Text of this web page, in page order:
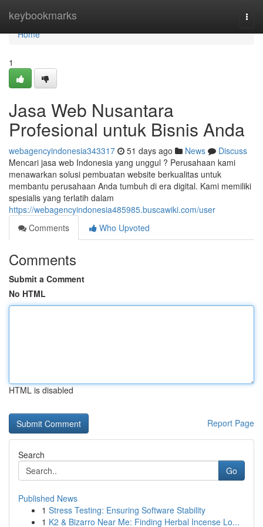
keybookmarks
Home
Home
1
Jasa Web Nusantara
Profesional untuk Bisnis Anda
webagencyindonesia343317 51 days ago News
Discuss
Mencari jasa web Indonesia yang unggul ? Perusahaan kami
menawarkan solusi pembuatan website berkualitas untuk
membantu perusahaan Anda tumbuh di era digital. Kami memiliki
spesialis yang terlatih dalam
https://webagencyindonesia485985.buscawiki.com/user
Comments
Who Upvoted
Comments
Submit a Comment
No HTML
HTML is disabled
Report Page
Search
Go
Published News
1 Stress Testing: Ensuring Software Stability
1 K2 & Bizarro Near Me: Finding Herbal Incense Lo...